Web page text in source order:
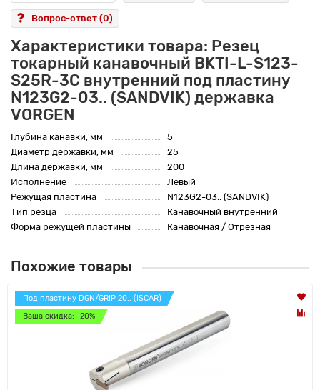
Вопрос-ответ (0)
Характеристики товара: Резец
токарный канавочный BKTI-L-S123-
S25R-3C внутренний под пластину
N123G2-03.. (SANDVIK) державка
VORGEN
Глубина канавки, мм
5
Диаметр державки, мм
25
Длина державки, мм
200
Исполнение
Левый
Режущая пластина
N123G2-03.. (SANDVIK)
Тип резца
Канавочный внутренний
Форма режущей пластины
Канавочная / Отрезная
Похожие товары
Под пластину DGN/GRIP 20.. (ISCAR)
Ваша скидка: -20%